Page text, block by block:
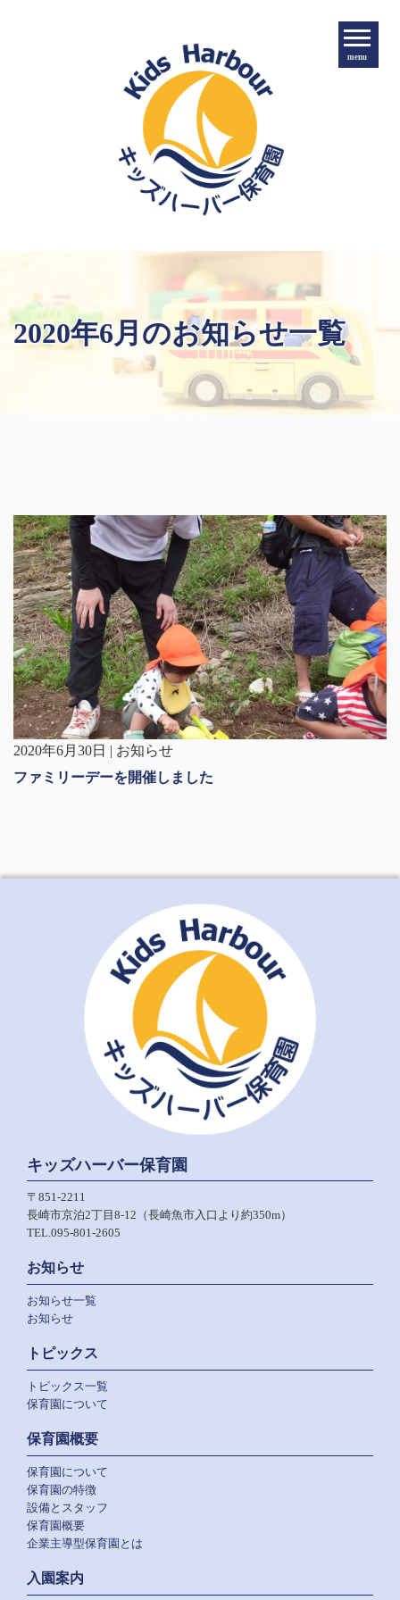
menu
2020年6月のお知らせ一覧
2020年6月30日 | お知らせ
ファミリーデーを開催しました
キッズハーバー保育園
〒851-2211
長崎市京泊2丁目8-12（長崎魚市入口より約350m）
TEL.095-801-2605
お知らせ
お知らせ一覧
お知らせ
トピックス
トピックス一覧
保育園について
保育園概要
保育園について
保育園の特徴
設備とスタッフ
保育園概要
企業主導型保育園とは
入園案内